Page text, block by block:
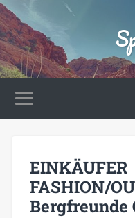
EINKÄUFER
FASHION/
Bergfreunde